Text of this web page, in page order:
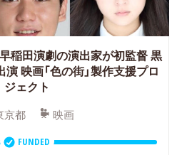
早稲田演劇の演出家が初監督 黒
映画「色の街」製作支援プロ
ジェクト
京都 映画
FUNDED